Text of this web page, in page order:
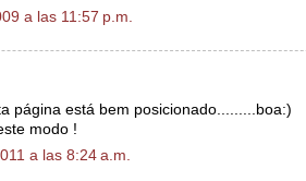
a las 11:57 p.m.
página está bem posicionado.........boa:)
modo !
a las 8:24 a.m.